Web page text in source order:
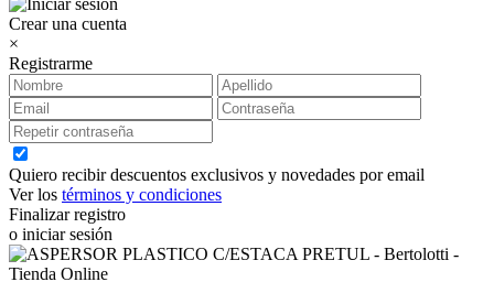
Crear una cuenta
×
Registrarme
Quiero recibir descuentos exclusivos y novedades por email
Ver los términos y condiciones
Finalizar registro
o iniciar sesión